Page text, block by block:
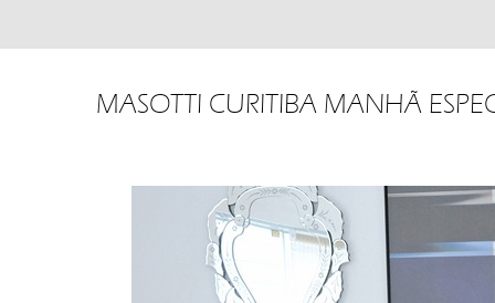
MASOTTI CURITIBA MANHÃ